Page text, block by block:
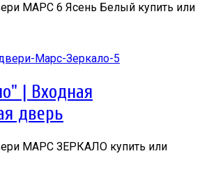
МАРС 6 Ясень Белый купить или
| Входная
дверь
МАРС ЗЕРКАЛО купить или